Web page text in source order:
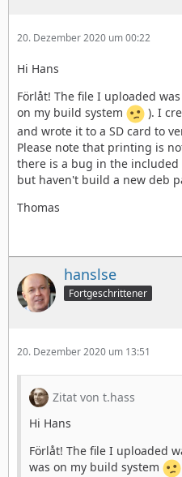
Wenn Ihr den Pi nicht via
WLAN/Wifi-Einstellungen:
und Euer WLAN-Kennwort
Mit ESCape wechselt Ihr
Hauptmenü und von dort
Testversion:
20. Dezember 2020 um 00:22
Hi Hans
Förlåt! The file I uploaded
on my build system
). I
and wrote it to a SD card to
Please note that printing is
there is a bug in the included
but haven't build a new deb
Thomas
hanslse
Fortgeschrittener
20. Dezember 2020 um 13:51
Zitat von t.hass
Hi Hans
Förlåt! The file I uploaded
was on my build system